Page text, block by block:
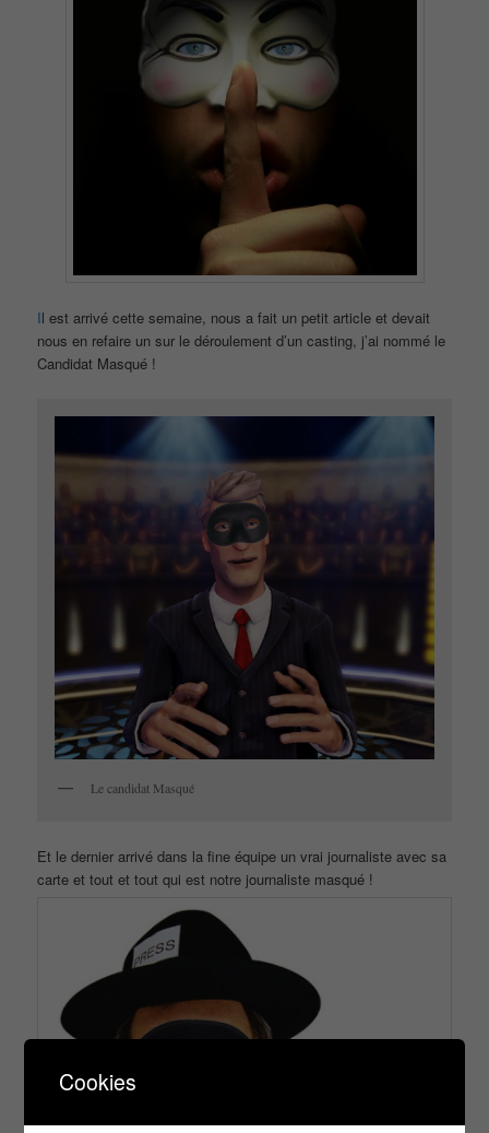
Il est arrivé cette semaine, nous a fait un petit article et devait
nous en refaire un sur le déroulement d’un casting, j’ai nommé le
Candidat Masqué !
Le candidat Masqué
Et le dernier arrivé dans la fine équipe un vrai journaliste avec sa
carte et tout et tout qui est notre journaliste masqué !
Cookies